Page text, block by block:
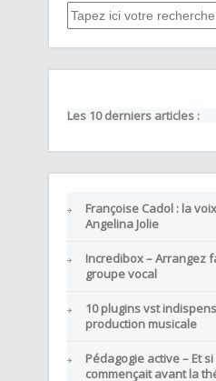
QUE CHERCHEZ-VOUS ?
Les 10 derniers articles :
Françoise Cadol : la
Angelina Jolie
Incredibox – Arrangez
groupe vocal
10 plugins vst
production musicale
Pédagogie active – Et
commençait avant la